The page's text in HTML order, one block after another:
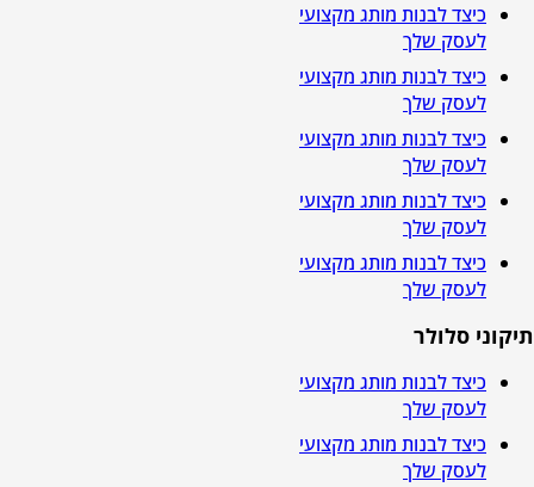
כיצד לבנות מותג מקצועי
לעסק שלך
כיצד לבנות מותג מקצועי
לעסק שלך
כיצד לבנות מותג מקצועי
לעסק שלך
כיצד לבנות מותג מקצועי
לעסק שלך
כיצד לבנות מותג מקצועי
לעסק שלך
תיקוני סלולר
כיצד לבנות מותג מקצועי
לעסק שלך
כיצד לבנות מותג מקצועי
לעסק שלך